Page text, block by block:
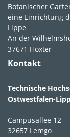
Botanischer
eine Einrichtung
Lippe
An der
37671 Höxter
Kontakt
Technische
Ostwestfalen-
Campusallee 12
32657 Lemgo